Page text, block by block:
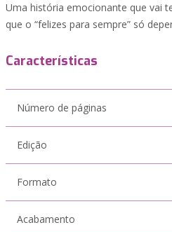
Uma história emocionante que vai
que o “felizes para sempre” só
Características
Número de páginas
Edição
Formato
Acabamento